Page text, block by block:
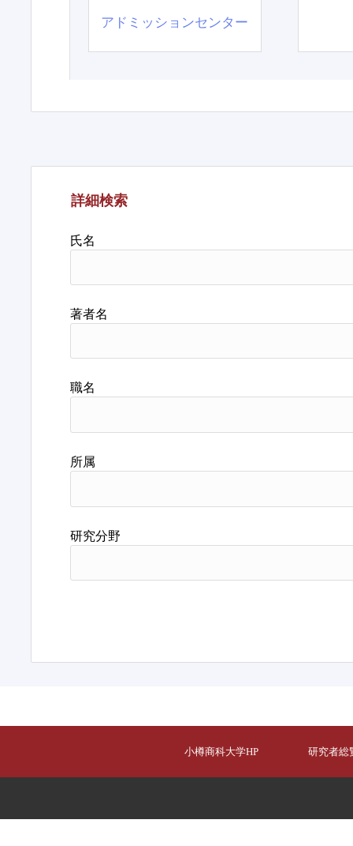
アドミッションセンター
詳細検索
氏名
著者名
職名
所属
研究分野
小樽商科大学HP 研究者総